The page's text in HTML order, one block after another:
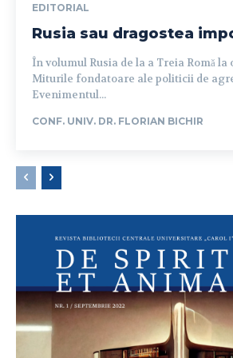
EDITORIAL
Rusia sau dragostea
În volumul Rusia de la a Treia Romă
Miturile fondatoare ale politicii de
Evenimentul...
CONF. UNIV. DR. FLORIAN BICHIR